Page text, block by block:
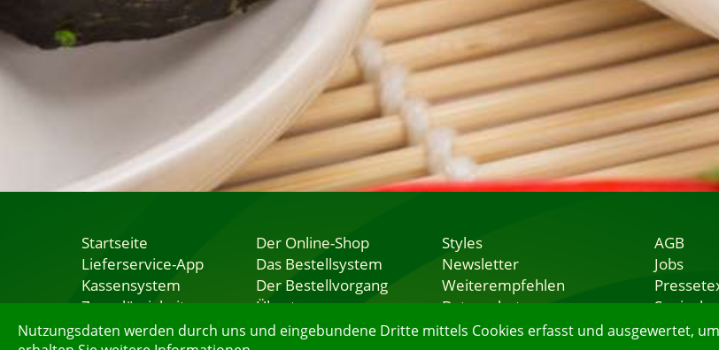
Nutzungsdaten werden durch uns und eingebundene Dritte mittels Cookies erfasst und ausgewertet,
Startseite
Lieferservice-App
Kassensystem
Zuverlässigkeit
Sicherheit
Der Online-Shop
Das Bestellsystem
Der Bestellvorgang
Übertragung
Testshop
Styles
Newsletter
Weiterempfehlen
Datenschutz
Nutzungsbedingungen
AGB
Jobs